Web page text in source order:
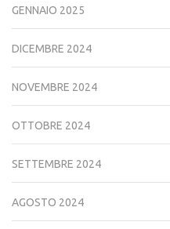
GENNAIO 2025
DICEMBRE 2024
NOVEMBRE 2024
OTTOBRE 2024
SETTEMBRE 2024
AGOSTO 2024